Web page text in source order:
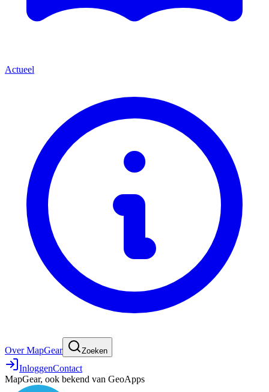
Actueel
Over MapGear Zoeken
InloggenContact
MapGear, ook bekend van GeoApps